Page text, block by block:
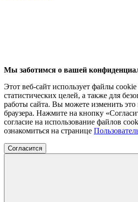
Мы заботимся о вашей
Этот веб-сайт использует файлы
статистических целей, а также для
работы сайта. Вы можете изменить это
браузера. Нажмите на кнопку
согласие на использование файлов
ознакомиться на странице
Согласится